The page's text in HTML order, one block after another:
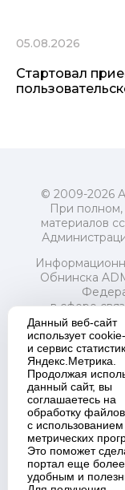
05.08.2026
Стартовал
© 2009-2026
При полном,
материалов
Обнинска
в сфере
и массовых
Учредитель:
Обнинск".
Адрес
Телефон
Настоящий
Политика в
Данный веб-сайт
использует
и сервис
Яндекс.Метрика.
Продолжая
данный сайт, вы
соглашаетесь на
обработку
с использованием
метрических
Это поможет
портал еще более
удобным и